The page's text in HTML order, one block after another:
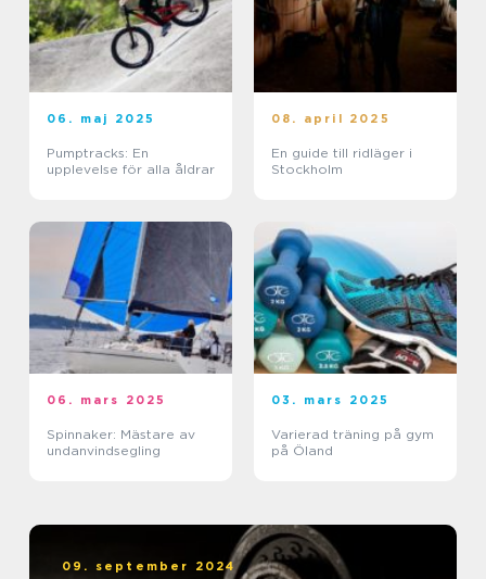
06. maj 2025
Pumptracks: En
upplevelse för alla åldrar
08. april 2025
En guide till ridläger i
Stockholm
06. mars 2025
Spinnaker: Mästare av
undanvindsegling
03. mars 2025
Varierad träning på gym
på Öland
09. september 2024